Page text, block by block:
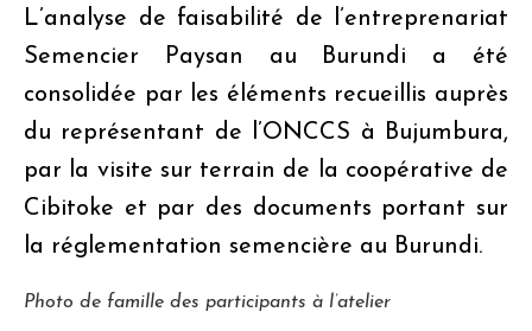
L’analyse de faisabilité de l’entreprenariat
Semencier Paysan au Burundi a été
consolidée par les éléments recueillis auprès
du représentant de l’ONCCS à Bujumbura,
par la visite sur terrain de la coopérative de
Cibitoke et par des documents portant sur
la réglementation semencière au Burundi.
Photo de famille des participants à l’atelier